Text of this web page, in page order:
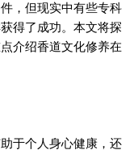
，但现实中有些专科
得了成功。本文将探
介绍香道文化修养在
于个人身心健康，还